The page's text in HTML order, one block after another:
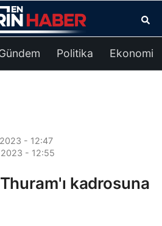
Politika Ekonomi
2023 - 12:47
2023 - 12:55
kadrosuna